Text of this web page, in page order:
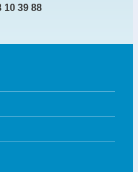
10 39 88